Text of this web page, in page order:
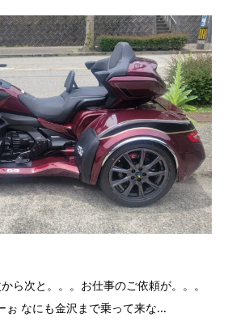
ら次と。。。お仕事のご依頼が。。。
ぉ なにも金沢まで乗って来な...